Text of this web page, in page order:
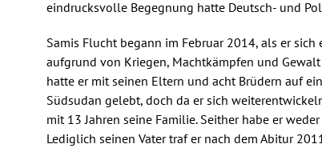
eindrucksvolle Begegnung hatte Deutsch- und
Samis Flucht begann im Februar 2014, als er
aufgrund von Kriegen, Machtkämpfen und
hatte er mit seinen Eltern und acht Brüdern auf
Südsudan gelebt, doch da er sich
mit 13 Jahren seine Familie. Seither habe er
Lediglich seinen Vater traf er nach dem Abitur